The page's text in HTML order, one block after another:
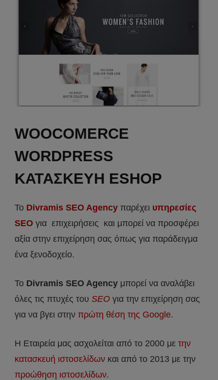
WOOCOMERCE
WORDPRESS
ΚΑΤΑΣΚΕΥΗ ESHOP
Το Divramis SEO Agency παρέχει υπηρεσίες
SEO για επιχειρήσεις και μπορεί να προσφέρει
αξία στην επιχείρηση σας όπως για παράδειγμα
ένα ξενοδοχείο.
Το Divramis SEO Agency μπορεί να αναλάβει
όλες τις πτυχές του SEO για την επιχείρηση σας
για να βγει στην πρώτη θέση της Google.
Η Εταιρεία μας ασχολείται από το 2000 με την
κατασκευή ιστοσελίδων και από το 2013 με την
προώθηση ιστοσελίδων.